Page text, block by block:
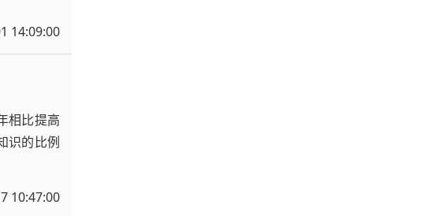
14:09:00
相比提高
识的比例
10:47:00